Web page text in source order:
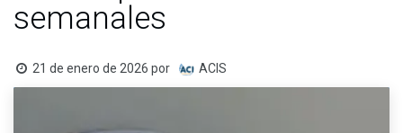
semanales
21 de enero de 2026 por ACIS